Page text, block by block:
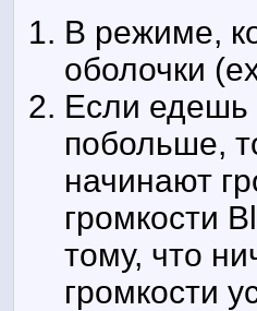
В режиме,
оболочки
Если едешь
побольше,
начинают
громкости
тому, что
громкости